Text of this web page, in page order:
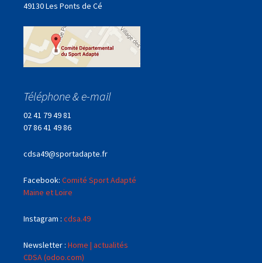
49130 Les Ponts de Cé
Téléphone & e-mail
02 41 79 49 81
07 86 41 49 86
cdsa49@sportadapte.fr
Facebook: Comité Sport Adapté
Maine et Loire
Instagram : cdsa.49
Newsletter : Home | actualités
CDSA (odoo.com)